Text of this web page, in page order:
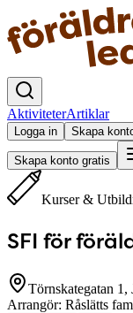
AktiviteterArtiklar
Logga in Skapa
Skapa konto gratis
Kurser &
SFI för
Törnskategatan 1,
Arrangör: Råslätts